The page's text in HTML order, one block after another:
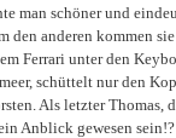
man schöner und
den anderen kommen
Ferrari unter den
schüttelt nur den
Als letzter Thomas,
Anblick gewesen